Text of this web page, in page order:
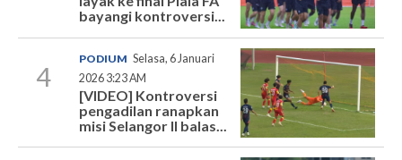
bayangi kontroversi...
4
PODIUM Selasa, 6 Januari
2026 3:23 AM
[VIDEO] Kontroversi
pengadilan ranapkan
misi Selangor II balas...